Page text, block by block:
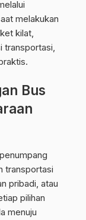
melakukan
kilat,
transportasi,
Bus
transportasi
pribadi, atau
pilihan
menuju